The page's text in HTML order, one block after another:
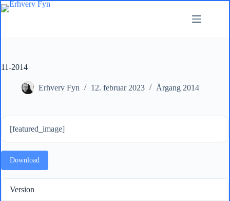
Fortsæt
til
11-2014
Erhverv Fyn 12. februar 2023 Årgang 2014
[featured_image]
Download
Version